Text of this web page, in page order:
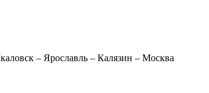
– Ярославль – Калязин – Москва